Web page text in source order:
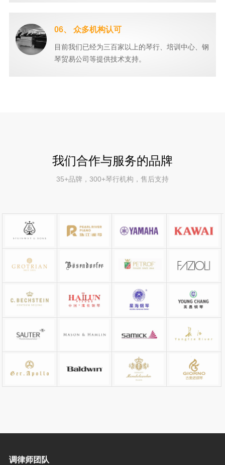
06、 众多机构认可
目前我们已经为三百家以上的琴行、培训中心、钢
琴贸易公司等提供技术支持。
我们合作与服务的品牌
35+品牌，300+琴行机构，售后支持
调律师团队